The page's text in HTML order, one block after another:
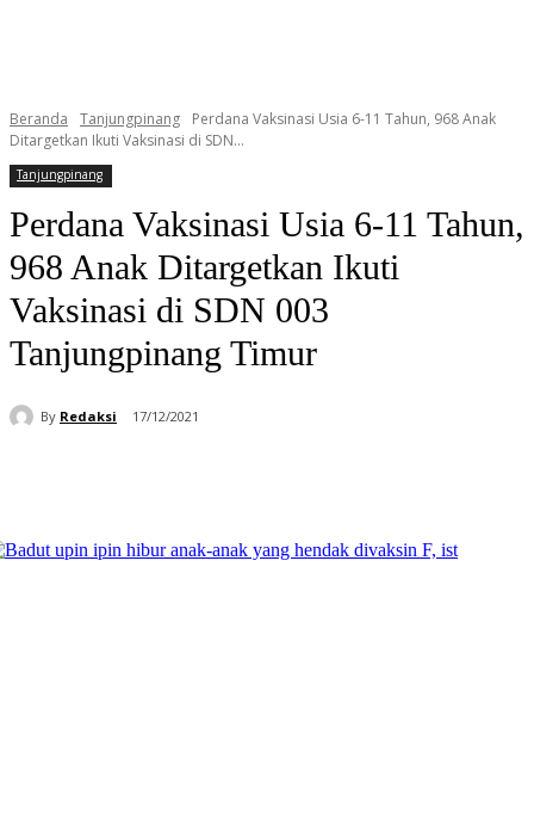
Beranda Tanjungpinang
Perdana Vaksinasi Usia 6-11 Tahun, 968 Anak
Ditargetkan Ikuti Vaksinasi di SDN...
Tanjungpinang
Perdana Vaksinasi Usia 6-11 Tahun,
968 Anak Ditargetkan Ikuti
Vaksinasi di SDN 003
Tanjungpinang Timur
By Redaksi 17/12/2021